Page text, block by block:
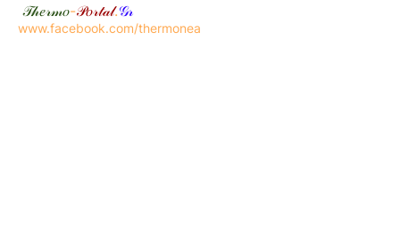
𝒯𝒽𝑒𝓇𝓂𝑜-𝒫𝑜𝓇𝓉𝒶𝓁.𝒢𝓇
www.facebook.com/thermonea